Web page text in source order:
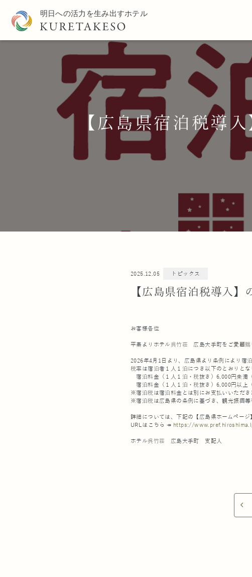
【広島県宿泊税導
2025.12.05 トピックス
【広島県宿泊税導入】
お客様各位
平素よりホテル呉竹荘 広島大手町をご愛顧賜
2026年4月1日より、広島県より条例により宿
税率は宿泊者１人１泊につき以下のとおりとな
宿泊料金（１人１泊・税抜き）6,000円未満
宿泊料金（１人１泊・税抜き）6,000円以上
※宿泊税は宿泊料金とは別にお支払いいただき
※宿泊税は広島県の条例に基づき、観光振興等
詳細については、下記の【広島県ホームペー
URLはこちら ↠ https://
ホテル呉竹荘 広島大手町 支配人
arrow_back_ios